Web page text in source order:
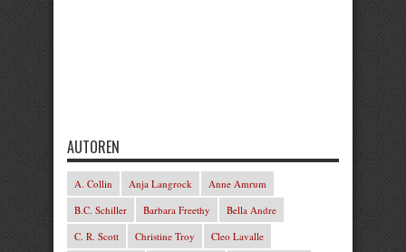
AUTOREN
A. Collin Anja Langrock
Anne Amrum
B.C. Schiller
Barbara Freethy
Bella Andre
C. R. Scott
Christine Troy
Cleo Lavalle